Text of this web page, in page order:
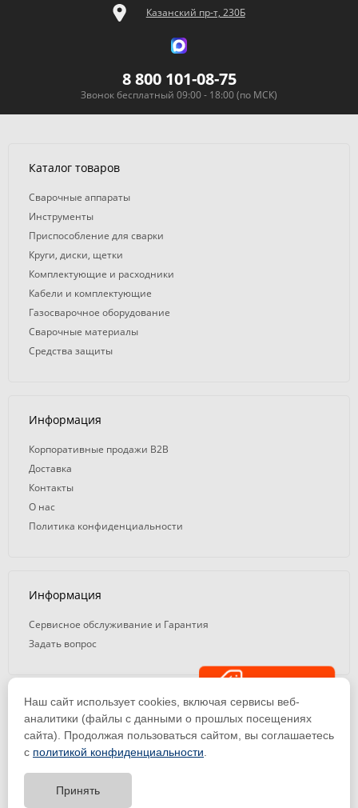
Казанский пр-т, 230Б
8 800 101-08-75
Звонок бесплатный 09:00 - 18:00 (по МСК)
Каталог товаров
Сварочные аппараты
Инструменты
Приспособление для сварки
Круги, диски, щетки
Комплектующие и расходники
Кабели и комплектующие
Газосварочное оборудование
Сварочные материалы
Средства защиты
Информация
Корпоративные продажи B2B
Доставка
Контакты
О нас
Политика конфиденциальности
Информация
Сервисное обслуживание и Гарантия
Задать вопрос
© 2008 — 2026. ООО «ТК Вэлд Плюс»
Email: ideasvarki@wp116.ru
Тел.: 8 800 101-08-75 (с 10:00 до 19:00)
ООО «Торговая Компания Вэлд Плюс» | ИНН 1650288518 | ОГРН
1141650012184
Наш сайт использует cookies, включая сервисы веб-
аналитики (файлы с данными о прошлых посещениях
сайта). Продолжая пользоваться сайтом, вы соглашаетесь
с политикой конфиденциальности
Принять